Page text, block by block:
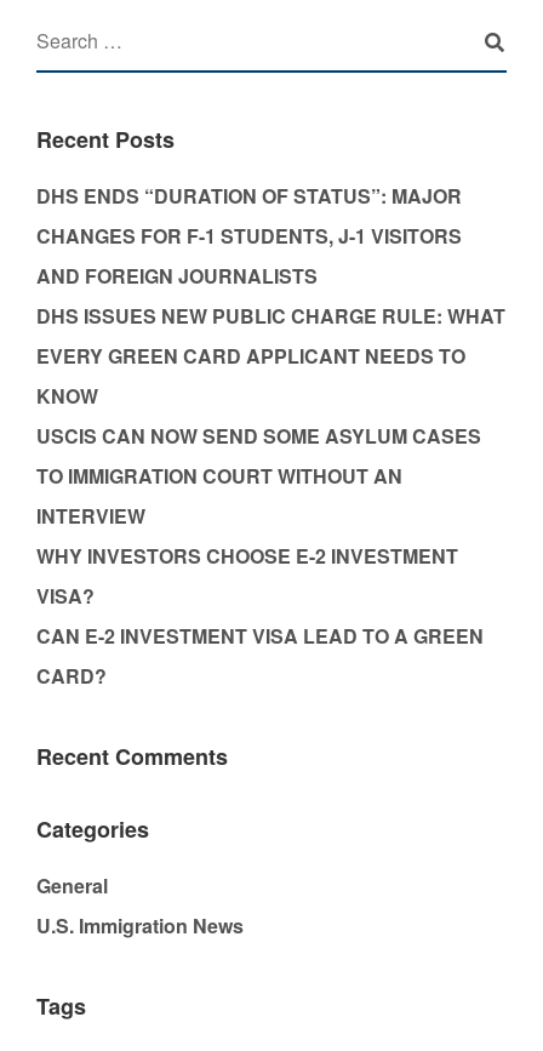
Recent Posts
DHS ENDS “DURATION OF STATUS”: MAJOR
CHANGES FOR F-1 STUDENTS, J-1 VISITORS
AND FOREIGN JOURNALISTS
DHS ISSUES NEW PUBLIC CHARGE RULE: WHAT
EVERY GREEN CARD APPLICANT NEEDS TO
KNOW
USCIS CAN NOW SEND SOME ASYLUM CASES
TO IMMIGRATION COURT WITHOUT AN
INTERVIEW
WHY INVESTORS CHOOSE E-2 INVESTMENT
VISA?
CAN E-2 INVESTMENT VISA LEAD TO A GREEN
CARD?
Recent Comments
Categories
General
U.S. Immigration News
Tags